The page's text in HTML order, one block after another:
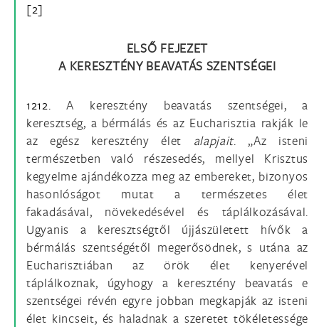
[2]
ELSŐ FEJEZET
A KERESZTÉNY BEAVATÁS SZENTSÉGEI
1212.A keresztény beavatás szentségei, a
keresztség, a bérmálás és az Eucharisztia rakják le
az egész keresztény élet alapjait. „Az isteni
természetben való részesedés, mellyel Krisztus
kegyelme ajándékozza meg az embereket, bizonyos
hasonlóságot mutat a természetes élet
fakadásával, növekedésével és táplálkozásával.
Ugyanis a keresztségtől újjászületett hívők a
bérmálás szentségétől megerősödnek, s utána az
Eucharisztiában az örök élet kenyerével
táplálkoznak, úgyhogy a keresztény beavatás e
szentségei révén egyre jobban megkapják az isteni
élet kincseit, és haladnak a szeretet tökéletessége